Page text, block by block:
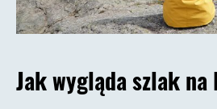
Jak wygląda szlak